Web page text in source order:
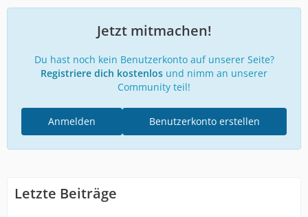
Jetzt mitmachen!
Du hast noch kein Benutzerkonto auf unserer Seite?
Registriere dich kostenlos und nimm an unserer
Community teil!
Benutzerkonto erstellen
Anmelden
Letzte Beiträge